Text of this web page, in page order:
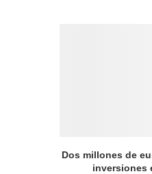
Dos millones de
inversiones